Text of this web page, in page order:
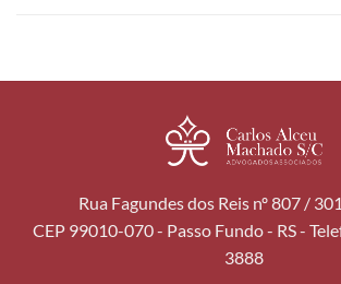
Rua Fagundes dos Reis nº 807 /
CEP 99010-070 - Passo Fundo - RS -
3888